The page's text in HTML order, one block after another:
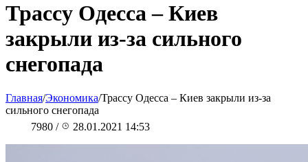
Трассу Одесса – Киев
закрыли из-за сильного
снегопада
Главная/Экономика/Трассу Одесса – Киев закрыли из-за
сильного снегопада
7980 / 28.01.2021 14:53